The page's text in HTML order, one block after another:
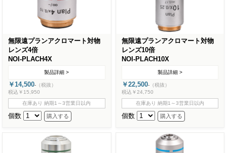
無限遠プランアクロマート対物
レンズ4倍
NOI-PLACH4X
製品詳細 >
￥14,500- （税抜）
税込￥15,950
在庫あり 納期1～3営業日以内
個数
無限遠プランアクロマート対物
レンズ10倍
NOI-PLACH10X
製品詳細 >
￥22,500- （税抜）
税込￥24,750
在庫あり 納期1～3営業日以内
個数